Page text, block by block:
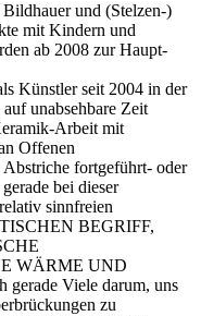
und (Stelzen-)
mit Kindern und
ab 2008 zur Haupt-
Künstler seit 2004 in der
unabsehbare Zeit
Arbeit mit
Offenen
Abstriche fortgeführt- oder
bei dieser
sinnfreien
BEGRIFF,
WÄRME UND
Viele darum, uns
zu